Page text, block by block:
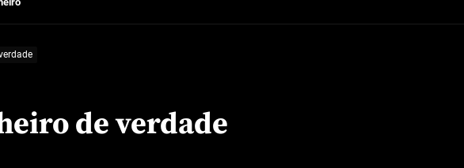
de verdade